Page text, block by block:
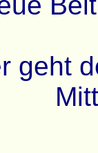
geht